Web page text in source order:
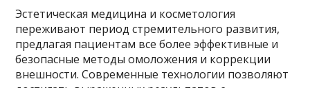
Эстетическая медицина и косметология
переживают период стремительного развития,
предлагая пациентам все более эффективные и
безопасные методы омоложения и коррекции
внешности. Современные технологии позволяют